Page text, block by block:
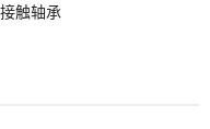
触轴承